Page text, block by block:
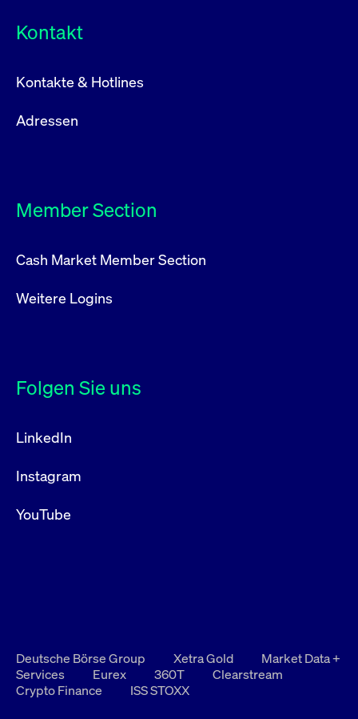
Kontakt
Kontakte & Hotlines
Adressen
Member Section
Cash Market Member Section
Weitere Logins
Folgen Sie uns
LinkedIn
Instagram
YouTube
Deutsche Börse Group Xetra Gold
Market Data +
Services
Eurex 360T
Clearstream
Crypto Finance
ISS STOXX